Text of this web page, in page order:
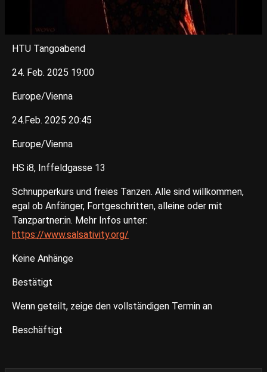
HTU Tangoabend
24. Feb. 2025 19:00
Europe/Vienna
24.Feb. 2025 20:45
Europe/Vienna
HS i8, Inffeldgasse 13
Schnupperkurs und freies Tanzen. Alle sind willkommen,
egal ob Anfänger, Fortgeschritten, alleine oder mit
Tanzpartner:in. Mehr Infos unter:
https://www.salsativity.org/
Keine Anhänge
Bestätigt
Wenn geteilt, zeige den vollständigen Termin an
Beschäftigt